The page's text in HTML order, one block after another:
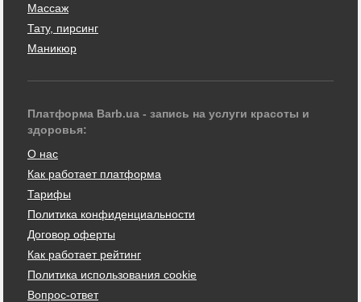
Массаж
Тату, пирсинг
Маникюр
Платформа Barb.ua - запись на услуги красоты и
здоровья:
О нас
Как работает платформа
Тарифы
Политика конфиденциальности
Договор оферты
Как работает рейтинг
Политика использования cookie
Вопрос-ответ